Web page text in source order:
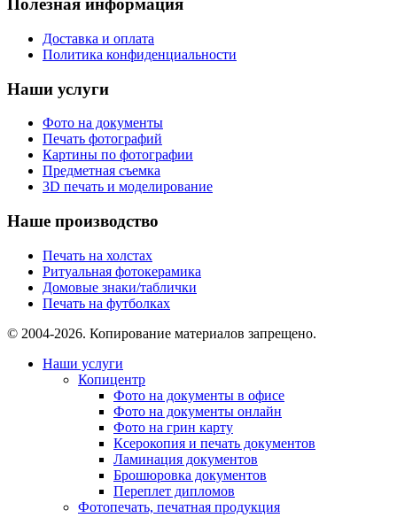
Полезная информация
Доставка и оплата
Политика конфиденциальности
Наши услуги
Фото на документы
Печать фотографий
Картины по фотографии
Предметная съемка
3D печать и моделирование
Наше производство
Печать на холстах
Ритуальная фотокерамика
Домовые знаки/таблички
Печать на футболках
© 2004-2026. Копирование материалов запрещено.
Наши услуги
Копицентр
Фото на документы в офисе
Фото на документы онлайн
Фото на грин карту
Ксерокопия и печать документов
Ламинация документов
Брошюровка документов
Переплет дипломов
Фотопечать, печатная продукция